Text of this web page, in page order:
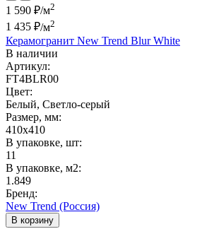
1 590 ₽/м2
1 435 ₽/м2
Керамогранит New Trend Blur White
В наличии
Артикул:
FT4BLR00
Цвет:
Белый, Светло-серый
Размер, мм:
410x410
В упаковке, шт:
11
В упаковке, м2:
1.849
Бренд:
New Trend (Россия)
В корзину